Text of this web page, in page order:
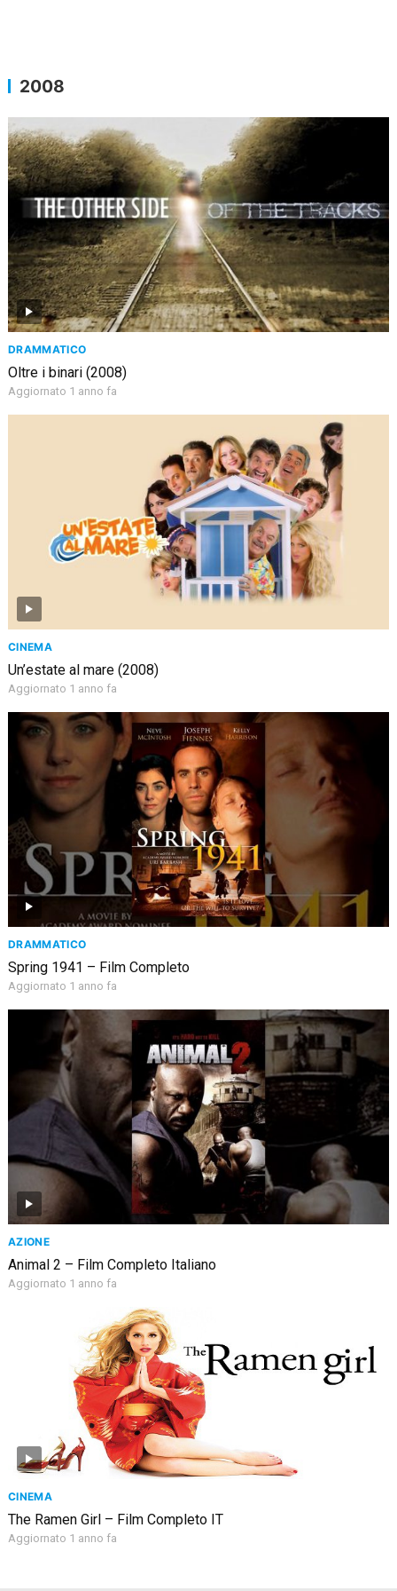
2008
DRAMMATICO
Oltre i binari (2008)
Aggiornato 1 anno fa
CINEMA
Un’estate al mare (2008)
Aggiornato 1 anno fa
DRAMMATICO
Spring 1941 – Film Completo
Aggiornato 1 anno fa
AZIONE
Animal 2 – Film Completo Italiano
Aggiornato 1 anno fa
CINEMA
The Ramen Girl – Film Completo IT
Aggiornato 1 anno fa